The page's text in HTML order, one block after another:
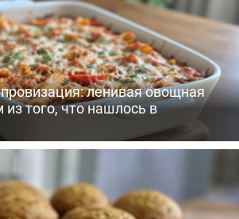
ленивая овощная
того, что нашлось в